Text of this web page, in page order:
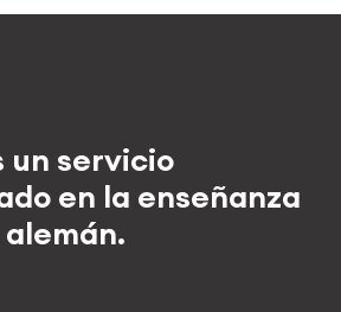
un servicio
en la enseñanza